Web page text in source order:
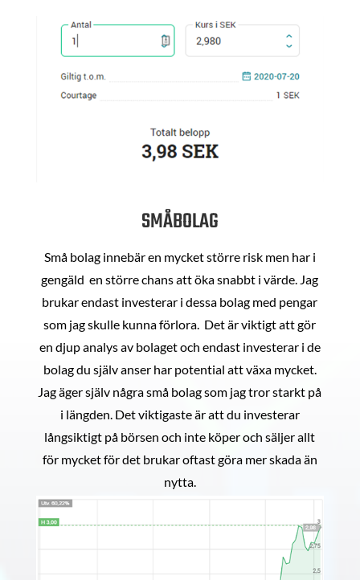
SMÅBOLAG
Små bolag innebär en mycket större risk men har i
gengäld en större chans att öka snabbt i värde. Jag
brukar endast investerar i dessa bolag med pengar
som jag skulle kunna förlora. Det är viktigt att gör
en djup analys av bolaget och endast investerar i de
bolag du själv anser har potential att växa mycket.
Jag äger själv några små bolag som jag tror starkt på
i längden. Det viktigaste är att du investerar
långsiktigt på börsen och inte köper och säljer allt
för mycket för det brukar oftast göra mer skada än
nytta.